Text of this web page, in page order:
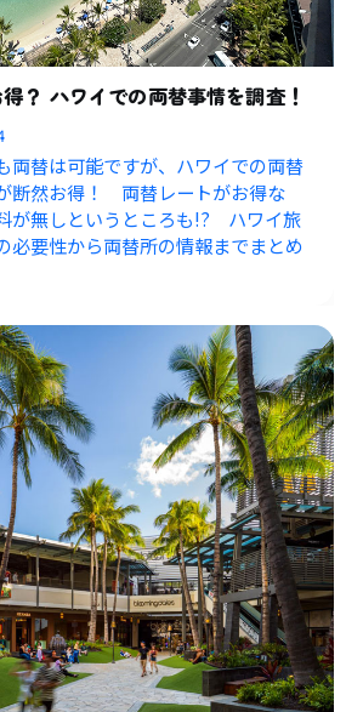
？ ハワイでの両替事情を調査！
両替は可能ですが、ハワイでの両替
断然お得！ 両替レートがお得な
が無しというところも!? ハワイ旅
必要性から両替所の情報までまとめ